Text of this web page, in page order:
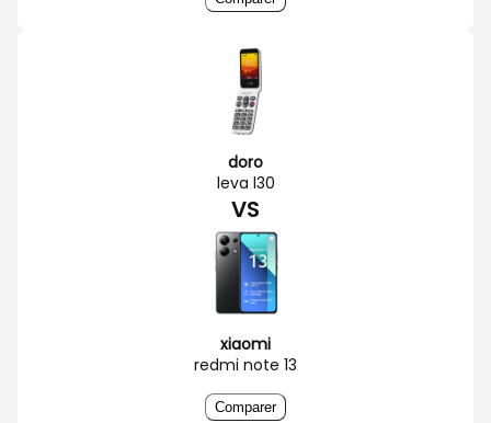
doro
leva l30
VS
xiaomi
redmi note 13
Comparer